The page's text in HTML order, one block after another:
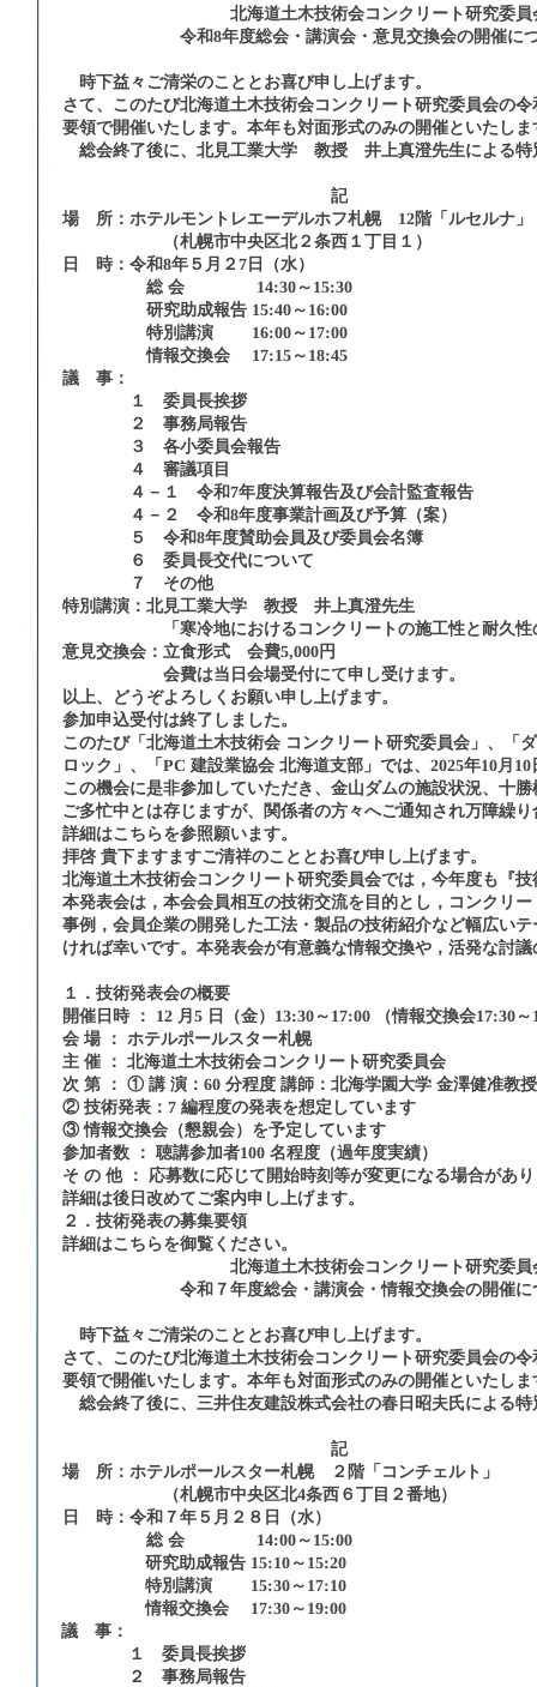
北海道土木技術会コンクリート研究委員
令和8年度総会・講演会・意見交換会の開催につ
時下益々ご清栄のこととお喜び申し上げます。
さて、このたび北海道土木技術会コンクリート研究委員会の
要領で開催いたします。本年も対面形式のみの開催といたしま
総会終了後に、北見工業大学 教授 井上真澄先生による特
記
場 所：ホテルモントレエーデルホフ札幌 12階「ルセルナ」
（札幌市中央区北２条西１丁目１）
日 時：令和8年５月２7日（水）
総 会 14:30～15:30
研究助成報告 15:40～16:00
特別講演 16:00～17:00
情報交換会 17:15～18:45
議 事：
１ 委員長挨拶
２ 事務局報告
３ 各小委員会報告
４ 審議項目
４－１ 令和7年度決算報告及び会計監査報告
４－２ 令和8年度事業計画及び予算（案）
５ 令和8年度賛助会員及び委員会名簿
６ 委員長交代について
７ その他
特別講演：北見工業大学 教授 井上真澄先生
「寒冷地におけるコンクリートの施工性と耐久性の
意見交換会：立食形式 会費5,000円
会費は当日会場受付にて申し受けます。
以上、どうぞよろしくお願い申し上げます。
参加申込受付は終了しました。
このたび「北海道土木技術会 コンクリート研究委員会」、「
ロック」、「PC 建設業協会 北海道支部」では、2025年10月
この機会に是非参加していただき、金山ダムの施設状況、十
ご多忙中とは存じますが、関係者の方々へご通知され万障繰
詳細はこちらを参照願います。
拝啓 貴下ますますご清祥のこととお喜び申し上げます。
北海道土木技術会コンクリート研究委員会では，今年度も『
本発表会は，本会会員相互の技術交流を目的とし，コンクリ
事例，会員企業の開発した工法・製品の技術紹介など幅広い
ければ幸いです。本発表会が有意義な情報交換や，活発な討
１．技術発表会の概要
開催日時 ： 12 月5 日（金）13:30～17:00 （情報交換会17:30～
会 場 ： ホテルポールスター札幌
主 催 ： 北海道土木技術会コンクリート研究委員会
次 第 ： ① 講 演：60 分程度 講師：北海学園大学 金澤健准教授
② 技術発表：7 編程度の発表を想定しています
③ 情報交換会（懇親会）を予定しています
参加者数 ： 聴講参加者100 名程度（過年度実績）
そ の 他 ： 応募数に応じて開始時刻等が変更になる場合があ
詳細は後日改めてご案内申し上げます。
２．技術発表の募集要領
詳細はこちらを御覧ください。
北海道土木技術会コンクリート研究委員
令和７年度総会・講演会・情報交換会の開催に
時下益々ご清栄のこととお喜び申し上げます。
さて、このたび北海道土木技術会コンクリート研究委員会の
要領で開催いたします。本年も対面形式のみの開催といたしま
総会終了後に、三井住友建設株式会社の春日昭夫氏による特
記
場 所：ホテルポールスター札幌 ２階「コンチェルト」
（札幌市中央区北4条西６丁目２番地）
日 時：令和７年５月２８日（水）
総 会 14:00～15:00
研究助成報告 15:10～15:20
特別講演 15:30～17:10
情報交換会 17:30～19:00
議 事：
１ 委員長挨拶
２ 事務局報告